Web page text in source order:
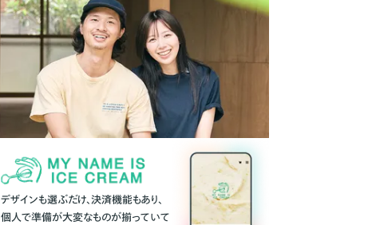
デザインも選ぶだけ、決済機能もあり、
個人で準備が大変なものが揃っていて